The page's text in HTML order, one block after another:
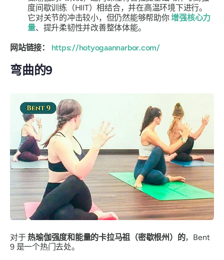
度间歇训练（HIIT）相结合，并在高温环境下进行。
它对关节的冲击较小，但仍然能够帮助你增强核心力
量、提升柔韧性并改善整体体能。
网站链接： https://hotyogaannarbor.com/
弯曲的9
对于热瑜伽强度和能量的卡拉马祖（密歇根州）的，Bent
9 是一个热门去处。